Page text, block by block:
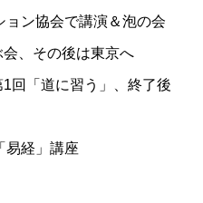
ョン協会で講演＆泡の会
、その後は東京へ
回「道に習う」、終了後
易経」講座